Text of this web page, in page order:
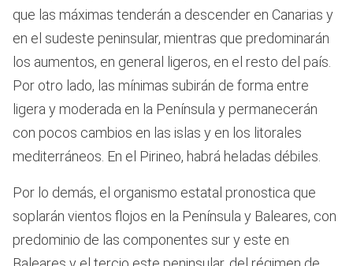
que las máximas tenderán a descender en Canarias y
en el sudeste peninsular, mientras que predominarán
los aumentos, en general ligeros, en el resto del país.
Por otro lado, las mínimas subirán de forma entre
ligera y moderada en la Península y permanecerán
con pocos cambios en las islas y en los litorales
mediterráneos. En el Pirineo, habrá heladas débiles.
Por lo demás, el organismo estatal pronostica que
soplarán vientos flojos en la Península y Baleares, con
predominio de las componentes sur y este en